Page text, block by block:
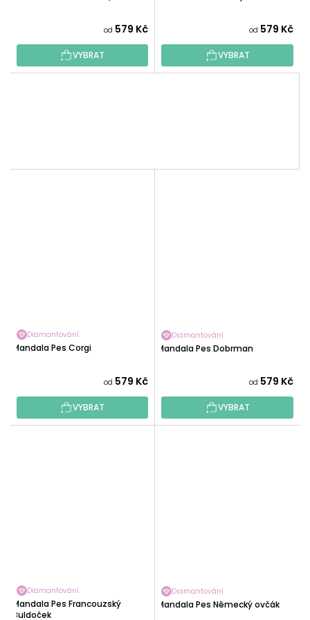
od 579 Kč
VYBRAT
od 579 Kč
VYBRAT
Diamantování
Mandala Pes Corgi
od 579 Kč
VYBRAT
Diamantování
Mandala Pes Dobrman
od 579 Kč
VYBRAT
Diamantování
Mandala Pes Francouzský
Buldoček
Diamantování
Mandala Pes Německý ovčák